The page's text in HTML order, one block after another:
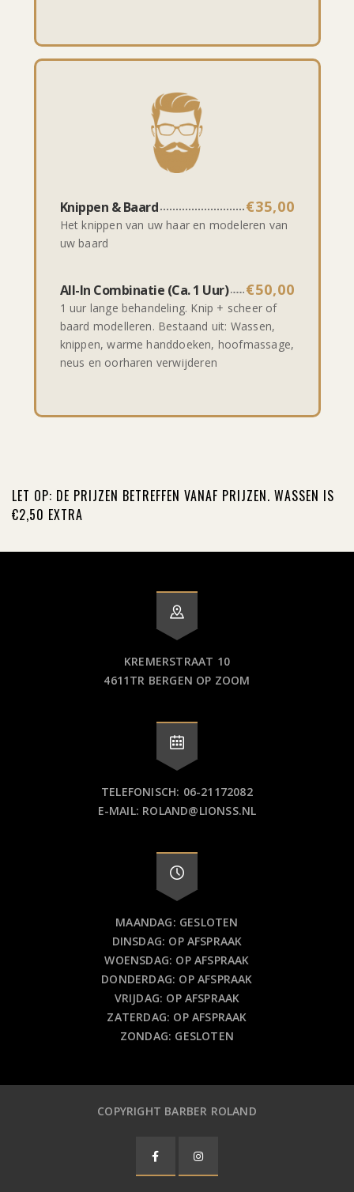
Knippen & Baard €35,00
Het knippen van uw haar en modeleren van
uw baard
All-In Combinatie (ca. 1 Uur) €50,00
1 uur lange behandeling. Knip + scheer of
baard modelleren. Bestaand uit: Wassen,
knippen, warme handdoeken, hoofmassage,
neus en oorharen verwijderen
LET OP: DE PRIJZEN BETREFFEN VANAF PRIJZEN. WASSEN IS
€2,50 EXTRA
KREMERSTRAAT 10
4611TR BERGEN OP ZOOM
TELEFONISCH: 06-21172082
E-MAIL: ROLAND@LIONSS.NL
MAANDAG: GESLOTEN
DINSDAG: OP AFSPRAAK
WOENSDAG: OP AFSPRAAK
DONDERDAG: OP AFSPRAAK
VRIJDAG: OP AFSPRAAK
ZATERDAG: OP AFSPRAAK
ZONDAG: GESLOTEN
COPYRIGHT BARBER ROLAND